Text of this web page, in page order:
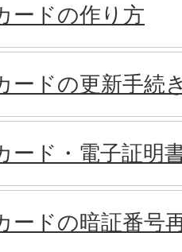
ードの作り方
ードの更新手続
ード・電子証明
ードの暗証番号